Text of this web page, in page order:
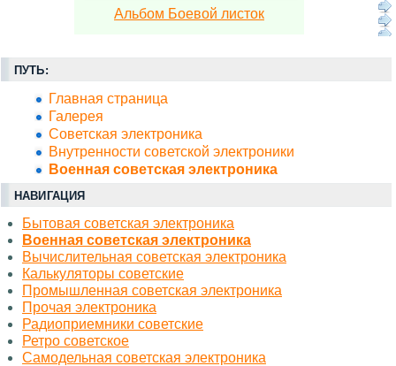
Альбом Боевой листок
ПУТЬ:
Главная страница
Галерея
Советская электроника
Внутренности советской электроники
Военная советская электроника
НАВИГАЦИЯ
Бытовая советская электроника
Военная советская электроника
Вычислительная советская электроника
Калькуляторы советские
Промышленная советская электроника
Прочая электроника
Радиоприемники советские
Ретро советское
Самодельная советская электроника